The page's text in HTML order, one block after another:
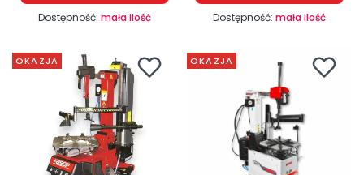
Dostępność: mała ilość Dostępność: mała ilość
OKAZJA OKAZJA